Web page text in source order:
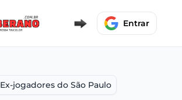
Entrar
Ex-jogadores do São Paulo